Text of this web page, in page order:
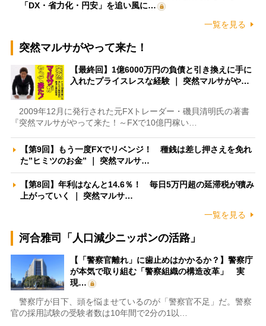
「DX・省力化・円安」を追い風に…
一覧を見る
突然マルサがやって来た！
【最終回】1億6000万円の負債と引き換えに手に
入れたプライスレスな経験 ｜ 突然マルサがや…
2009年12月に発行された元FXトレーダー・磯貝清明氏の著書
『突然マルサがやって来た！～FXで10億円稼い…
【第9回】もう一度FXでリベンジ！ 種銭は差し押さえを免れ
た”ヒミツのお金” ｜ 突然マルサ…
【第8回】年利はなんと14.6％！ 毎日5万円超の延滞税が積み
上がっていく ｜ 突然マルサ…
一覧を見る
河合雅司「人口減少ニッポンの活路」
【「警察官離れ」に歯止めはかかるか？】警察庁
が本気で取り組む「警察組織の構造改革」 実
現…
警察庁が目下、頭を悩ませているのが「警察官不足」だ。警察
官の採用試験の受験者数は10年間で2分の1以…